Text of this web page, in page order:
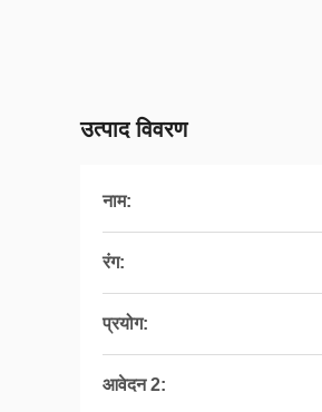
उत्पाद विवरण
नाम:
रंग:
प्रयोग:
आवेदन 2: